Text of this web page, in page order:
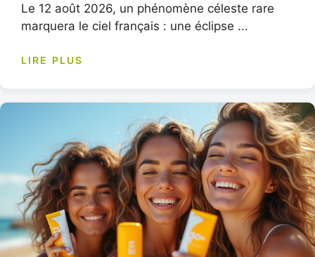
Le 12 août 2026, un phénomène céleste rare
marquera le ciel français : une éclipse ...
LIRE PLUS